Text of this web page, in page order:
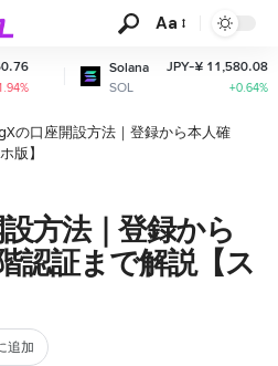
Aa
Solana
SOL
JPY-¥ 11,580.08
+0.64%
の口座開設方法｜登録から本人確
版】
方法｜登録から
認証まで解説【ス
追加